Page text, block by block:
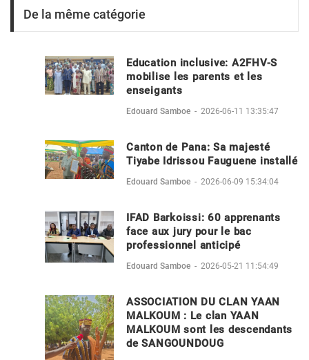
De la même catégorie
Education inclusive: A2FHV-S
mobilise les parents et les
enseigants
Edouard Samboe - 2026-06-11 13:35:47
Canton de Pana: Sa majesté
Tiyabe Idrissou Fauguene installé
Edouard Samboe - 2026-06-09 15:34:04
IFAD Barkoissi: 60 apprenants
face aux jury pour le bac
professionnel anticipé
Edouard Samboe - 2026-05-21 11:54:49
ASSOCIATION DU CLAN YAAN
MALKOUM : Le clan YAAN
MALKOUM sont les descendants
de SANGOUNDOUG